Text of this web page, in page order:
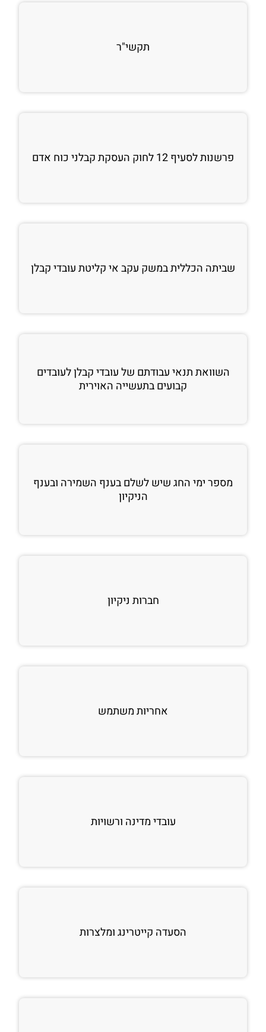
תקשי"ר
פרשנות לסעיף 12 לחוק העסקת קבלני כוח אדם
שביתה הכללית במשק עקב אי קליטת עובדי קבלן
השוואת תנאי עבודתם של עובדי קבלן לעובדים
קבועים בתעשייה האוירית
מספר ימי החג שיש לשלם בענף השמירה ובענף
הניקיון
חברות ניקיון
אחריות משתמש
עובדי מדינה ורשויות
הסעדה קייטרינג ומלצרות